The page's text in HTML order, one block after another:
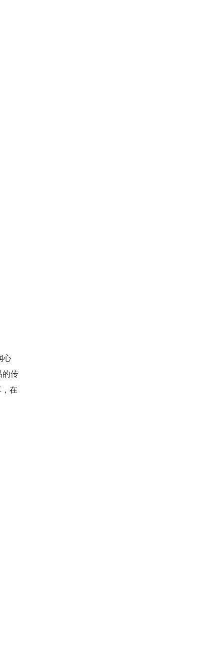
心
的传
在